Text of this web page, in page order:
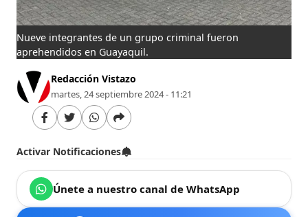
Nueve integrantes de un grupo criminal fueron
aprehendidos en Guayaquil.
Redacción Vistazo
martes, 24 septiembre 2024 - 11:21
Activar Notificaciones
Únete a nuestro canal de WhatsApp